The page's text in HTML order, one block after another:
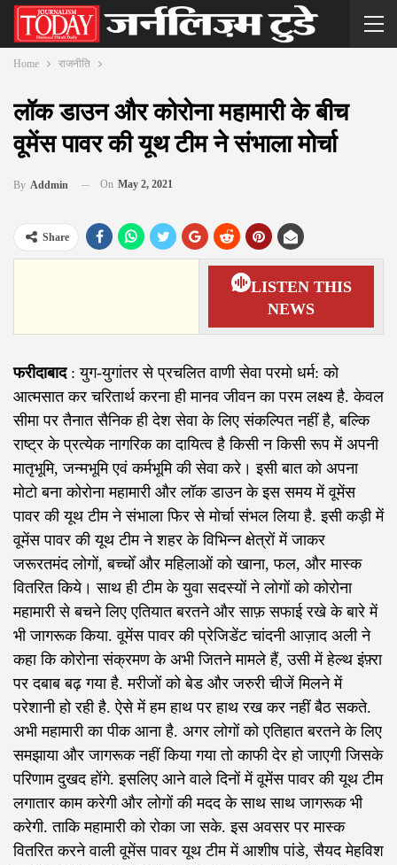
Home राजनीति
लॉक डाउन और कोरोना महामारी के बीच
वूमेंस पावर की यूथ टीम ने संभाला मोर्चा
By Addmin On May 2, 2021
Share
LISTEN THIS
NEWS
फरीदाबाद: युग-युगांतर से प्रचलित वाणी सेवा परमो धर्म: को
आत्मसात कर चरितार्थ करना ही मानव जीवन का परम लक्ष्य है. केवल
सीमा पर तैनात सैनिक ही देश सेवा के लिए संकल्पित नहीं है, बल्कि
राष्ट्र के प्रत्येक नागरिक का दायित्व है किसी न किसी रूप में अपनी
मातृभूमि, जन्मभूमि एवं कर्मभूमि की सेवा करे। इसी बात को अपना
मोटो बना कोरोना महामारी और लॉक डाउन के इस समय में वूमेंस
पावर की यूथ टीम ने संभाला फिर से मोर्चा संभल लिया है. इसी कड़ी में
वूमेंस पावर की यूथ टीम ने शहर के विभिन्न क्षेत्रों में जाकर
जरूरतमंद लोगों, बच्चोँ और महिलाओं को खाना, फल, और मास्क
वितरित किये। साथ ही टीम के युवा सदस्यों ने लोगों को कोरोना
महामारी से बचने लिए एतियात बरतने और साफ़ सफाई रखे के बारे में
भी जागरूक किया. वूमेंस पावर की प्रेजिडेंट चांदनी आज़ाद अली ने
कहा कि कोरोना संक्रमण के अभी जितने मामले हैं, उसी में हेल्थ इंफ़्रा
पर दबाब बढ़ गया है. मरीजों को बेड और जरुरी चीजें मिलने में
परेशानी हो रही है. ऐसे में हम हाथ पर हाथ रख कर नहीं बैठ सकते.
अभी महामारी का पीक आना है. अगर लोगों को एतिहात बरतने के लिए
समझाया और जागरूक नहीं किया गया तो काफी देर हो जाएगी जिसके
परिणाम दुखद होंगे. इसलिए आने वाले दिनों में वूमेंस पावर की यूथ टीम
लगातार काम करेगी और लोगों की मदद के साथ साथ जागरूक भी
करेगी. ताकि महामारी को रोका जा सके. इस अवसर पर मास्क
वितरित करने वाली वूमेंस पावर यूथ टीम में आशीष पांडे, सैयद मेहविश